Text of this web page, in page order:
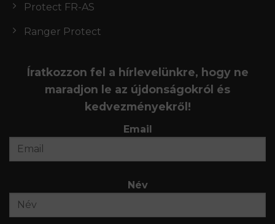
Protect FR-AS
Ranger Protect
Íratkozzon fel a hírlevelünkre, hogy ne
maradjon le az újdonságokról és
kedvezményekről!
Email
Név